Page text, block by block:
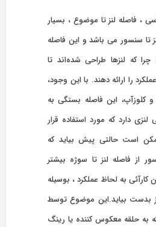
، فاصله لنز تا موضوع ، بسیار
تا سنسور می باشد و این فاصله
که لنز‌ها طراحی شده‌اند تا
را ارائه دهند. با این وجود،
کلوزآپ، این فاصله بستگی به
دارد که مورد استفاده قرار
است حالتی پیش بیاید که
از فاصله لنز تا سوژه بیشتر
کارآئی به لحاظ عملکرد ، بوسیله
بدست بیاید.این موضوع توسط
به حلقه معکوس کننده یا رینگ